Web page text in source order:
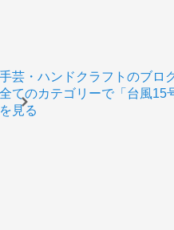
手芸・ハンドクラフトのブロ
全てのカテゴリーで「台風15
を見る